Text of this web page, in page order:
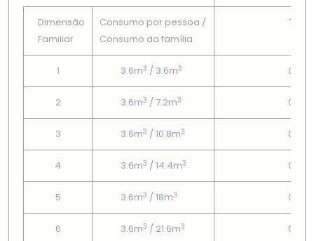
Dimensão
Familiar
Consumo por pessoa /
Consumo da famí­lia
Tarifa
1 3.6m3 / 3.6m3 0.65€
2 3.6m3 / 7.2m3 0.65€
3 3.6m3 / 10.8m3 0.65€
4 3.6m3 / 14.4m3 0.65€
5 3.6m3 / 18m3 0.65€
6 3.6m3 / 21.6m3 0.65€